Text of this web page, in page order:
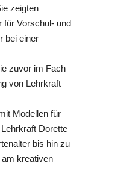
zeigten
für Vorschul- und
bei einer
zuvor im Fach
von Lehrkraft
Modellen für
Dorette
bis hin zu
kreativen